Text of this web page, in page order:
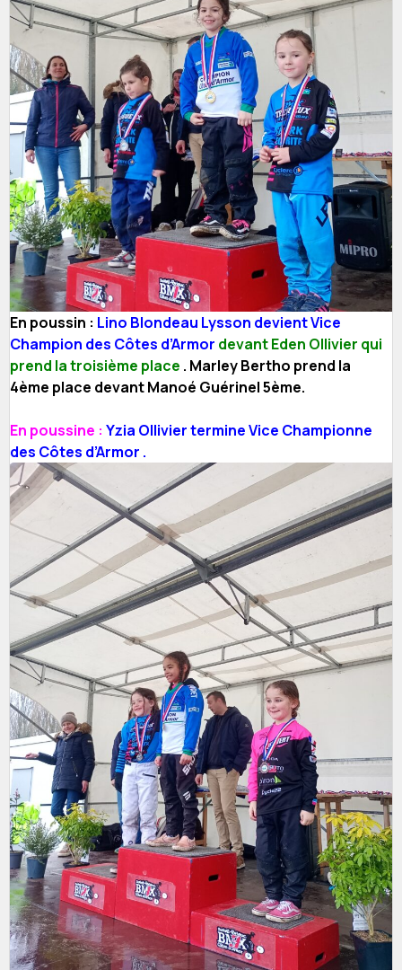
En poussin : Lino Blondeau Lysson devient Vice
Champion des Côtes d’Armor devant Eden Ollivier qui
prend la troisième place . Marley Bertho prend la
4ème place devant Manoé Guérinel 5ème.
En poussine : Yzia Ollivier termine Vice Championne
des Côtes d’Armor .